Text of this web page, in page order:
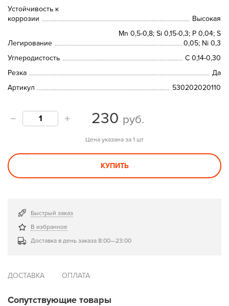
Устойчивость к
коррозии
Высокая
Легирование
Mn 0,5-0,8; Si 0,15-0,3; P 0,04; S
0,05; Ni 0,3
Углеродистость
C 0,14-0,30
Резка
Да
Артикул
530202020110
230 руб.
Цена указана за 1 шт
КУПИТЬ
Быстрый заказ
В избранное
Доставка в день заказа 8:00—23:00
ДОСТАВКА ОПЛАТА
Сопутствующие товары